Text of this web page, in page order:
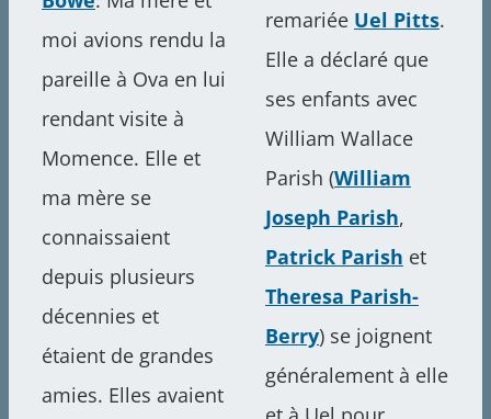
moi avions rendu la
pareille à Ova en lui
rendant visite à
Momence. Elle et
ma mère se
connaissaient
depuis plusieurs
décennies et
étaient de grandes
amies. Elles avaient
remariée Uel Pitts.
Elle a déclaré que
ses enfants avec
William Wallace
Parish (William
Joseph Parish,
Patrick Parish et
Theresa Parish-
Berry) se joignent
généralement à elle